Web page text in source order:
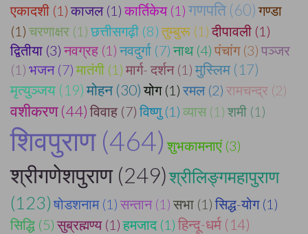
एकादशी (1) काजल (1) कार्तिकेय (1) गणपति (60) गण्डा
(1) चरणाक्षर (1) छत्तीसगढ़ी (8) तुम्बुरू (1) दीपावली (1)
द्वितीया (3) नवग्रह (1) नवदुर्गा (7) नाथ (4) पंचांग (3) पञ्जर
(1) भजन (7) मातंगी (1) मार्ग- दर्शन (1) मुस्लिम (17)
मृत्युञ्जय (19) मोहन (30) योग (1) रमल (2) रामचन्द्र (2)
वशीकरण (44) विवाह (7) विष्णु (1) व्यास (1) शमी (1)
शिवपुराण (464) शुभकामनाएं (3)
श्रीगणेशपुराण (249)श्रीलिङ्गमहापुराण
(123) षोडशनाम (1) सन्तान (1) सभा (1) सिद्ध-योग (1)
सिद्धि (5) सुब्रह्मण्य (1) हमजाद (1) हिन्दू-धर्म (14)